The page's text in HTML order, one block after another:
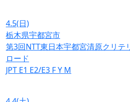
4.5(日)
栃木県宇都宮市
第3回NTT東日本宇都宮清原クリテ
ロード
JPT E1 E2/E3 FY M